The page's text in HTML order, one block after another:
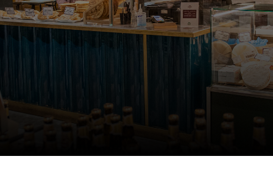
cosa
vuoi assaggiare?